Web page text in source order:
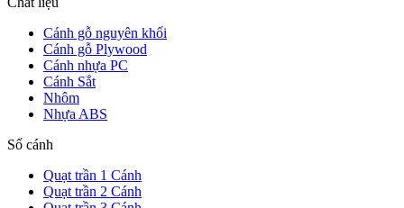
Cánh gỗ nguyên khối
Cánh gỗ Plywood
Cánh nhựa PC
Cánh Sắt
Nhôm
Nhựa ABS
Số cánh
Quạt trần 1 Cánh
Quạt trần 2 Cánh